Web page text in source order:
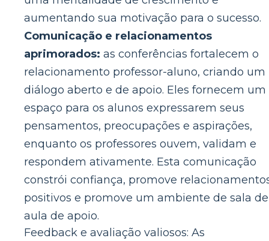
aumentando sua motivação para o sucesso.
Comunicação e relacionamentos
aprimorados: as conferências fortalecem o
relacionamento professor-aluno, criando um
diálogo aberto e de apoio. Eles fornecem um
espaço para os alunos expressarem seus
pensamentos, preocupações e aspirações,
enquanto os professores ouvem, validam e
respondem ativamente. Esta comunicação
constrói confiança, promove
positivos e promove um ambiente de sala de
aula de apoio.
Feedback e avaliação valiosos: As